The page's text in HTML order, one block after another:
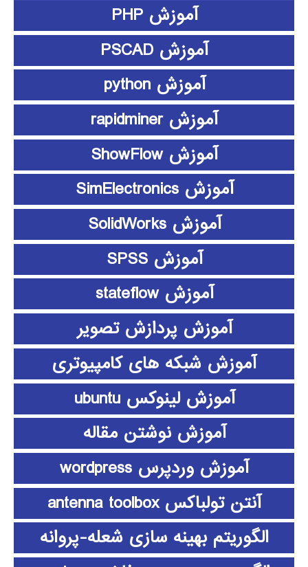
آموزش PHP
آموزش PSCAD
آموزش python
آموزش rapidminer
آموزش ShowFlow
آموزش SimElectronics
آموزش SolidWorks
آموزش SPSS
آموزش stateflow
آموزش پردازش تصویر
آموزش شبکه های کامپیوتری
آموزش لینوکس ubuntu
آموزش نوشتن مقاله
آموزش وردپرس wordpress
آنتن تولباکس antenna toolbox
الگوریتم بهینه سازی شعله-پروانه